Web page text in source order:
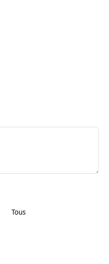
Tous